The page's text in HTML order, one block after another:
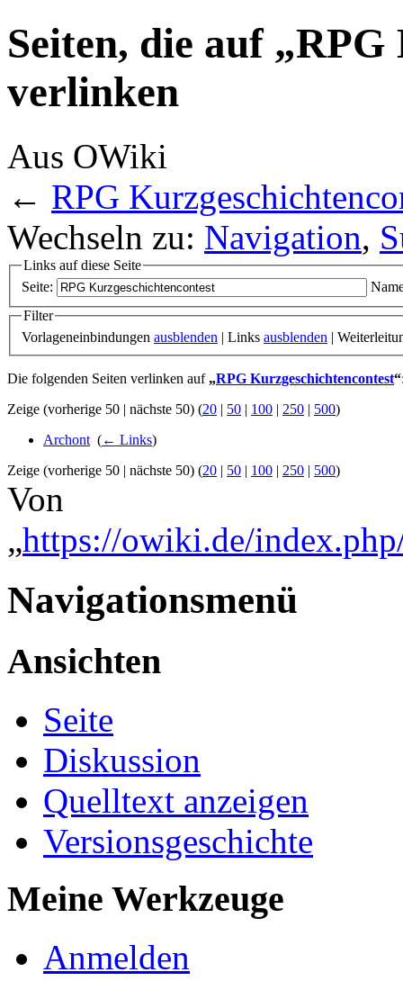
Seiten, die auf
verlinken
Aus OWiki
← RPG
Wechseln zu: Navigation,
Links auf diese Seite
Seite:
Filter
Vorlageneinbindungen ausblenden | Links ausblenden |
Die folgenden Seiten verlinken auf „RPG Kurzgeschichtencontest“
Zeige (vorherige 50 | nächste 50) (20 | 50 | 100 | 250 | 500)
Archont (← Links)
Zeige (vorherige 50 | nächste 50) (20 | 50 | 100 | 250 | 500)
Von
„https://owiki.de/
Navigationsmenü
Ansichten
Seite
Diskussion
Quelltext anzeigen
Versionsgeschichte
Meine Werkzeuge
Anmelden